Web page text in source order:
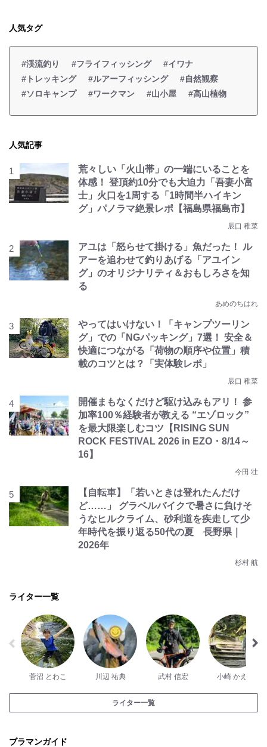
人気タグ
#渓流釣り #フライフィッシング
#イワナ
#トレッキング
#ルアーフィッシング
#自然観察
#ソロキャンプ
#ワークマン #山小屋 #高山植物
人気記事
荒々しい「火山帯」の一端にいることを
体感！ 登頂約10分でも大迫力「吾妻小富
士」火口を1周する「1時間半ハイキン
グ」パノラマ絶景レポ【福島県福島市】
辰口 稚菜
アユは「怒らせて掛ける」魚だった！ ル
アーを追わせて釣りあげる「アユイン
グ」のオリジナリティ＆おもしろさを知
る
あめのちはれ
やってはいけない！「キャンプツーリン
グ」での「NGパッキング」7選！ 安全＆
快適につながる「荷物の順序や位置」積
載のコツとは？「実体験レポ」
辰口 稚菜
開催まもなくだけど駆け込みもアリ！ 参
加率100％経験者が教える “エゾロック”
を最大限楽しむコツ【RISING SUN
ROCK FESTIVAL 2026 in EZO・8/14～
16】
今田 壮
【自転車】「若いときは登れたんだけ
ど……」 グラベルバイクで暑さに負けそ
うなヒルクライム、砂利道を疾走して少
年時代を振り返る50代の夏 長野県｜
2026年
杉村 航
ライター一覧
菅沼 とわこ 川辺 祐典 武村 信宏 小崎 かえで
ライター一覧
ブラマンガイド